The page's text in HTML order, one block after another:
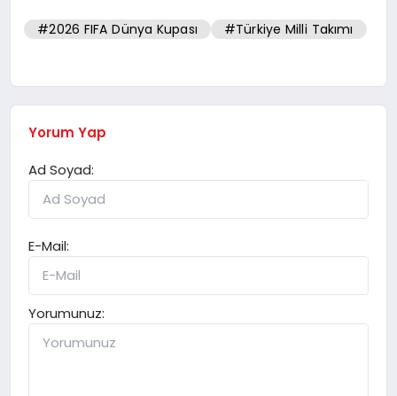
#2026 FIFA Dünya Kupası #Türkiye Milli Takımı
Yorum Yap
Ad Soyad:
E-Mail:
Yorumunuz: